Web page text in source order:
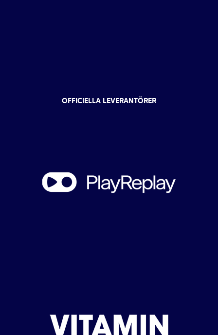
OFFICIELLA LEVERANTÖRER